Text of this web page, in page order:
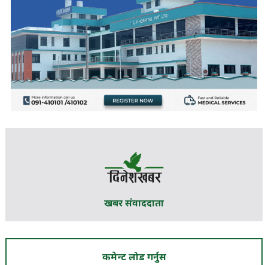
खबर संवाददाता
कमेन्ट लोड गर्नुस